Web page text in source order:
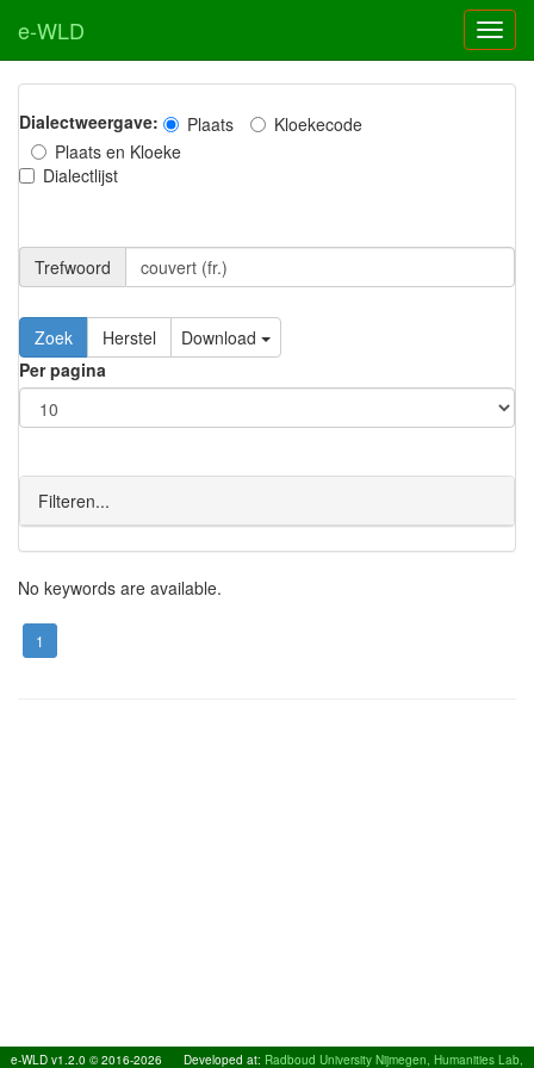
e-WLD
Dialectweergave: Plaats
Kloekecode
Plaats en Kloeke
Dialectlijst
Trefwoord
Download
Per pagina
Filteren...
No keywords are available.
1
e-WLD v1.2.0 © 2016-2026 Developed at: Radboud University Nijmegen, Humanities Lab,